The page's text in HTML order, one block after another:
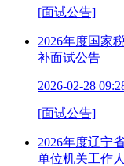
[面试公告]
2026年度国家
补面试公告
2026-02-28
[面试公告]
2026年度辽宁
单位机关工作